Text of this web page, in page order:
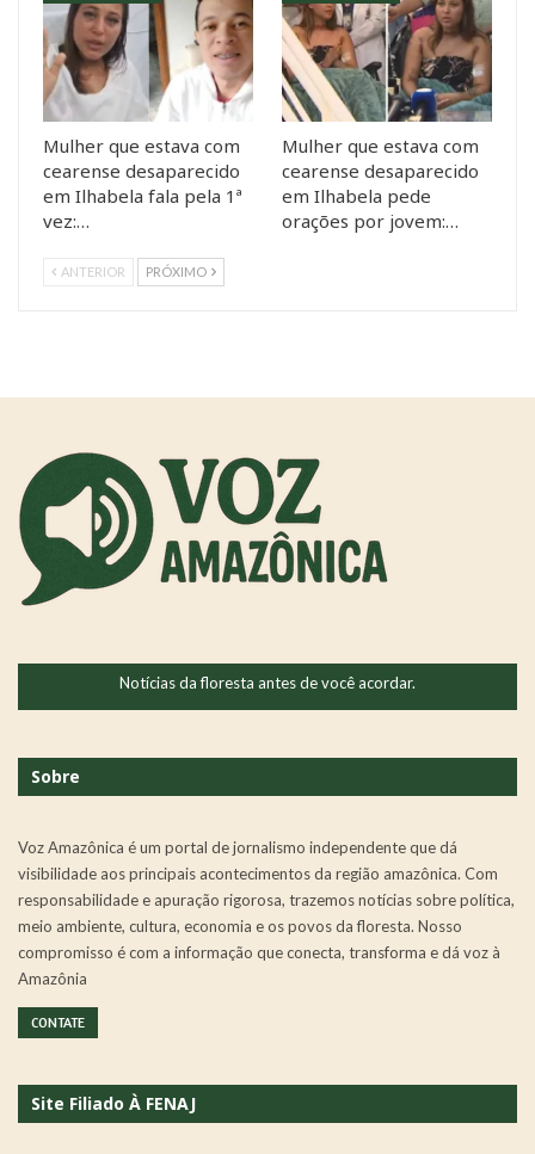
Mulher que estava com
cearense desaparecido
em Ilhabela fala pela 1ª
vez:…
Mulher que estava com
cearense desaparecido
em Ilhabela pede
orações por jovem:…
ANTERIOR PRÓXIMO
Notícias da floresta antes de você acordar.
Sobre
Voz Amazônica é um portal de jornalismo independente que dá
visibilidade aos principais acontecimentos da região amazônica. Com
responsabilidade e apuração rigorosa, trazemos notícias sobre política,
meio ambiente, cultura, economia e os povos da floresta. Nosso
compromisso é com a informação que conecta, transforma e dá voz à
Amazônia
CONTATE
Site Filiado À FENAJ